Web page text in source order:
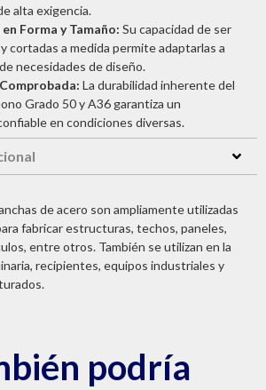
alta exigencia.
Forma y Tamaño: Su capacidad de ser
cortadas a medida permite adaptarlas a
necesidades de diseño.
La durabilidad inherente del
Grado 50 y A36 garantiza un
en condiciones diversas.
de acero son ampliamente utilizadas
fabricar estructuras, techos, paneles,
entre otros. También se utilizan en la
recipientes, equipos industriales y
podría